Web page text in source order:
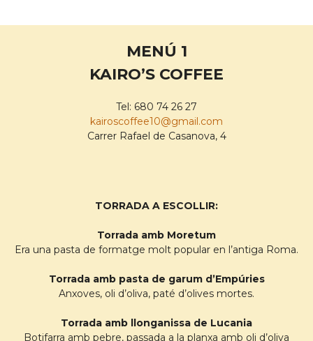
MENÚ 1
KAIRO’S COFFEE
Tel: 680 74 26 27
kairoscoffee10@gmail.com
Carrer Rafael de Casanova, 4
TORRADA A ESCOLLIR:
Torrada amb Moretum
Era una pasta de formatge molt popular en l’antiga Roma.
Torrada amb pasta de garum d’Empúries
Anxoves, oli d’oliva, paté d’olives mortes.
Torrada amb llonganissa de Lucania
Botifarra amb pebre, passada a la planxa amb oli d’oliva